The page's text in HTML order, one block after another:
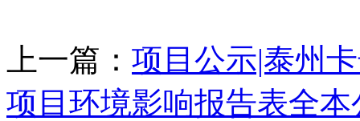
上一篇： 项目公示|泰州
项目环境影响报告表全本